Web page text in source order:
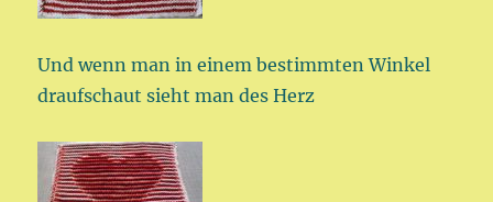
Und wenn man in einem bestimmten Winkel
draufschaut sieht man des Herz